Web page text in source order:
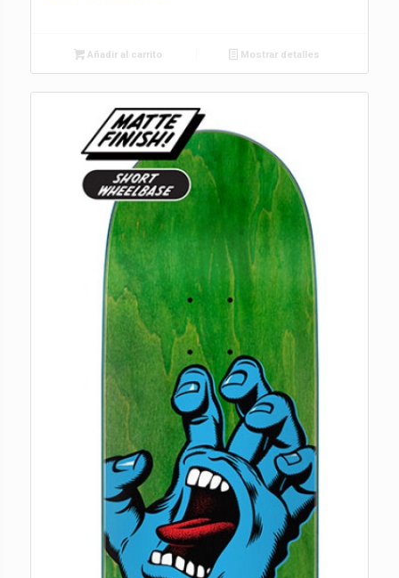
Añadir al carrito Mostrar detalles